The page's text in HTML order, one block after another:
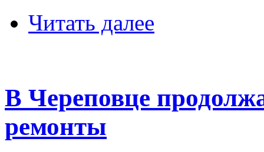
Читать далее
В Череповце
ремонты